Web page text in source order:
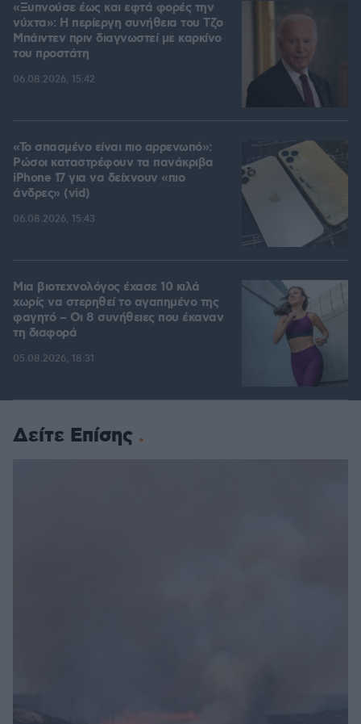
«Ξυπνούσε έως και εφτά φορές την
νύχτα»: Η περίεργη συνήθεια του Τζο
Μπάιντεν πριν διαγνωστεί με καρκίνο
του προστάτη
06.08.2026, 15:42
«Το σπασμένο είναι πιο αρρενωπό»:
Ρώσοι καταστρέφουν τα πανάκριβα
iPhone 17 για να δείχνουν «πιο
άνδρες» (vid)
06.08.2026, 15:43
Μια βιοτεχνολόγος έχασε 10 κιλά
χωρίς να στερηθεί το αγαπημένο της
φαγητό – Οι 8 συνήθειες που έκαναν
τη διαφορά
05.08.2026, 18:31
Δείτε Επίσης